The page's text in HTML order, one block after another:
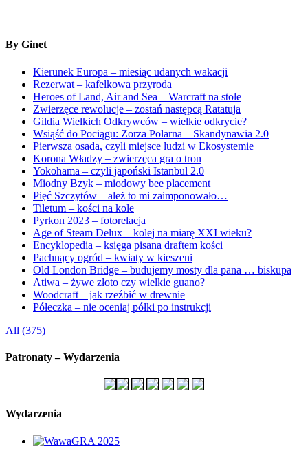
By Ginet
Kierunek Europa – miesiąc udanych wakacji
Rezerwat – kafelkowa przyroda
Heroes of Land, Air and Sea – Warcraft na stole
Zwierzęce rewolucje – zostań następcą Ratatuja
Gildia Wielkich Odkrywców – wielkie odkrycie?
Wsiąść do Pociągu: Zorza Polarna – Skandynawia 2.0
Pierwsza osada, czyli miejsce ludzi w Ekosystemie
Korona Władzy – zwierzęca gra o tron
Yokohama – czyli japoński Istanbul 2.0
Miodny Bzyk – miodowy bee placement
Pięć Szczytów – ależ to mi zaimponowało…
Tiletum – kości na kole
Pyrkon 2023 – fotorelacja
Age of Steam Delux – kolej na miarę XXI wieku?
Encyklopedia – księga pisana draftem kości
Pachnący ogród – kwiaty w kieszeni
Old London Bridge – budujemy mosty dla pana … biskupa
Atiwa – żywe złoto czy wielkie guano?
Woodcraft – jak rzeźbić w drewnie
Półeczka – nie oceniaj półki po instrukcji
All (375)
Patronaty – Wydarzenia
Wydarzenia